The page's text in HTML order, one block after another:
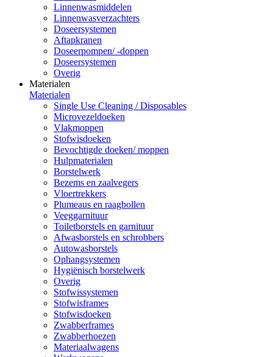
Linnenwasmiddelen
Linnenwasverzachters
Doseersystemen
Aftapkranen
Doseerpompen/ -doppen
Doseersystemen
Overig
Materialen
Materialen
Single Use Cleaning / Disposables
Microvezeldoeken
Vlakmoppen
Stofwisdoeken
Bevochtigde doeken/ moppen
Hulpmaterialen
Borstelwerk
Bezems en zaalvegers
Vloertrekkers
Plumeaus en raagbollen
Veeggarnituur
Toiletborstels en garnituur
Afwasborstels en schrobbers
Autowasborstels
Ophangsystemen
Hygiënisch borstelwerk
Overig
Stofwissystemen
Stofwisframes
Stofwisdoeken
Zwabberframes
Zwabberhoezen
Materiaalwagens